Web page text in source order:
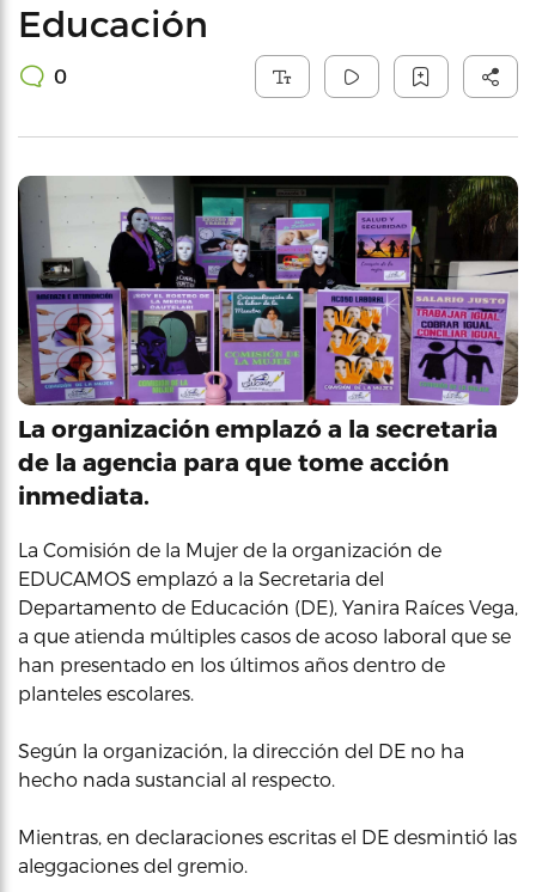
Educación
0
La organización emplazó a la secretaria
de la agencia para que tome acción
inmediata.
La Comisión de la Mujer de la organización de
EDUCAMOS emplazó a la Secretaria del
Departamento de Educación (DE), Yanira Raíces Vega,
a que atienda múltiples casos de acoso laboral que se
han presentado en los últimos años dentro de
planteles escolares.
Según la organización, la dirección del DE no ha
hecho nada sustancial al respecto.
Mientras, en declaraciones escritas el DE desmintió las
aleggaciones del gremio.